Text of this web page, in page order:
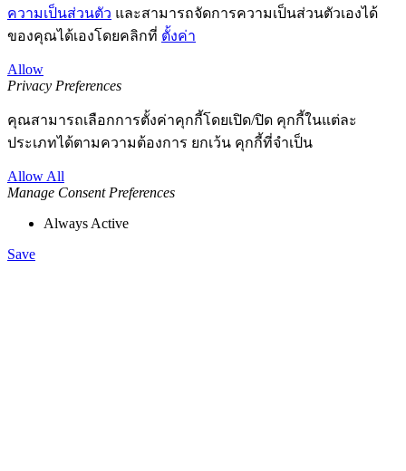
ความเป็นส่วนตัว และสามารถจัดการความเป็นส่วนตัวเองได้
ของคุณได้เองโดยคลิกที่ ตั้งค่า
Allow
Privacy Preferences
คุณสามารถเลือกการตั้งค่าคุกกี้โดยเปิด/ปิด คุกกี้ในแต่ละ
ประเภทได้ตามความต้องการ ยกเว้น คุกกี้ที่จำเป็น
Allow All
Manage Consent Preferences
Always Active
Save